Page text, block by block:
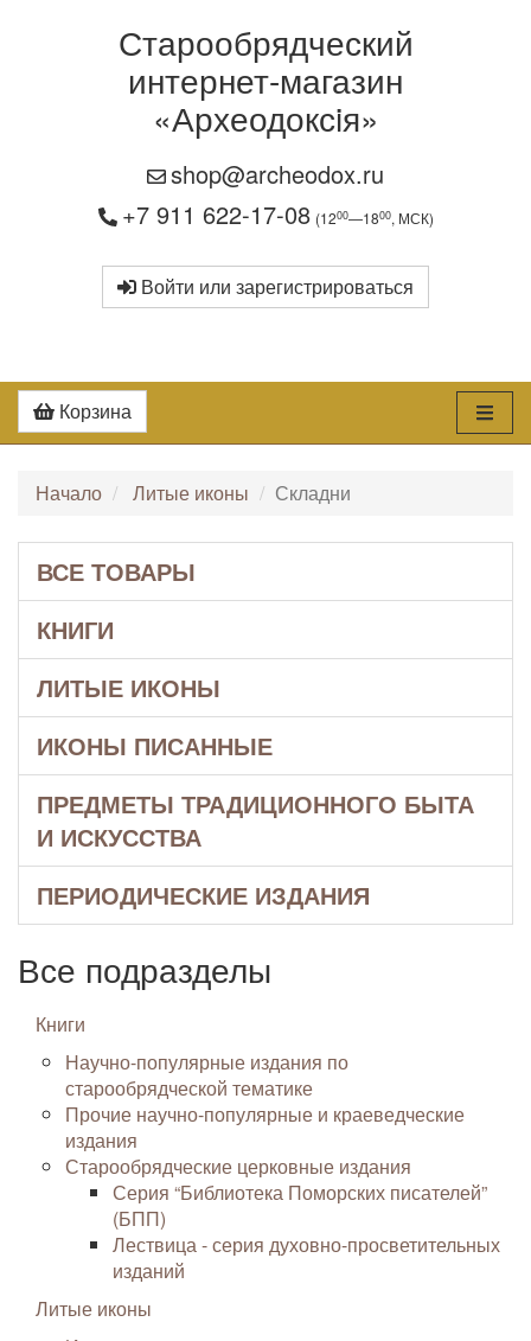
Старообрядческий
интернет-магазин
«Археодоксiя»
shop@archeodox.ru
+7 911 622-17-08 (1200—1800, МСК)
Войти или зарегистрироваться
Корзина
Начало Литые иконы Складни
ВСЕ ТОВАРЫ
КНИГИ
ЛИТЫЕ ИКОНЫ
ИКОНЫ ПИСАННЫЕ
ПРЕДМЕТЫ ТРАДИЦИОННОГО БЫТА
И ИСКУССТВА
ПЕРИОДИЧЕСКИЕ ИЗДАНИЯ
Все подразделы
Книги
Научно-популярные издания по
старообрядческой тематике
Прочие научно-популярные и краеведческие
издания
Старообрядческие церковные издания
Серия “Библиотека Поморских писателей”
(БПП)
Лествица - серия духовно-просветительных
изданий
Литые иконы